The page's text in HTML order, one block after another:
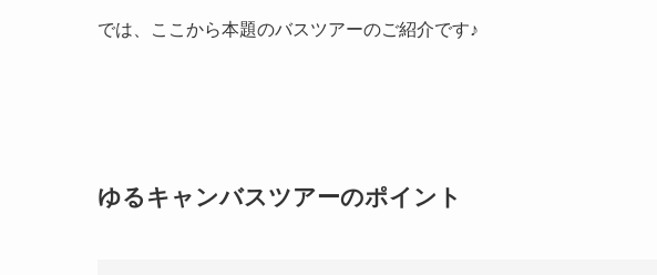
では、ここから本題のバスツアーのご紹介です♪
ゆるキャンバスツアーのポイント